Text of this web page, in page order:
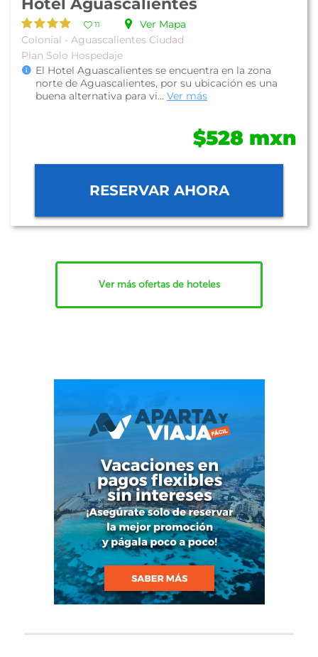
Hotel Aguascalientes
11
Ver Mapa
Colonial - Aguascalientes Ciudad
Plan Solo Hospedaje
El Hotel Aguascalientes se encuentra en la zona
norte de Aguascalientes, por su ubicación es una
buena alternativa para vi... Ver más
$528 mxn
RESERVAR AHORA
Ver más ofertas de hoteles